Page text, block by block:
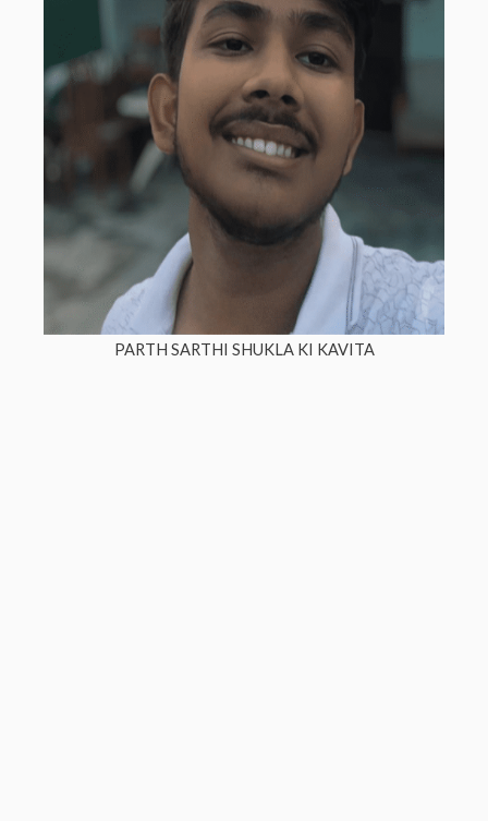
PARTH SARTHI SHUKLA KI KAVITA